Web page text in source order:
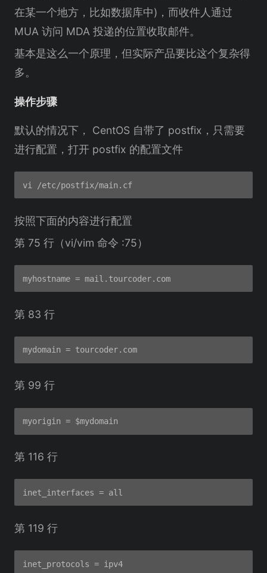
在某一个地方，比如数据库中)，而收件人通过
MUA 访问 MDA 投递的位置收取邮件。
基本是这么一个原理，但实际产品要比这个复杂得
多。
操作步骤
默认的情况下， CentOS 自带了 postfix，只需要
进行配置，打开 postfix 的配置文件
按照下面的内容进行配置
第 75 行（vi/vim 命令 :75）
第 83 行
第 99 行
第 116 行
第 119 行